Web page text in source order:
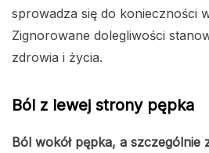
sprowadza się do konieczności
Zignorowane dolegliwości
zdrowia i życia.
Ból z lewej strony pępka
Ból wokół pępka, a szczególnie